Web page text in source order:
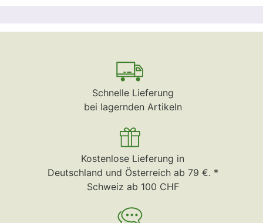
Schnelle Lieferung
bei lagernden Artikeln
Kostenlose Lieferung in
Deutschland und Österreich ab 79 €. *
Schweiz ab 100 CHF